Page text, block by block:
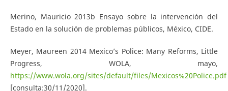
Merino, Mauricio 2013b Ensayo sobre la intervención del
Estado en la solución de problemas públicos, México, CIDE.
Meyer, Maureen 2014 Mexico’s Police: Many Reforms, Little
Progress, WOLA, mayo,
https://www.wola.org/sites/default/files/Mexicos%20Police.pdf
[consulta:30/11/2020].